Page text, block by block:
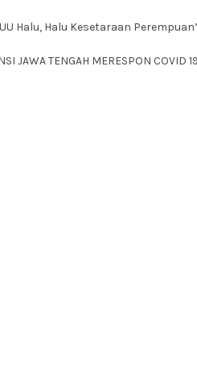
Halu, Halu Kesetaraan
JAWA TENGAH MERESPON COVID